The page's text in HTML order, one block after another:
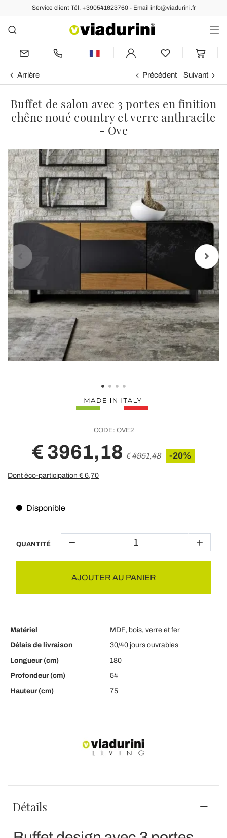
Service client Tél. +390541623760 - Email info@viadurini.fr
Arrière Précédent Suivant
Buffet de salon avec 3 portes en finition
chêne noué country et verre anthracite
- Ove
CODE: OVE2
€ 3961,18 € 4951,48 -20%
Dont èco-participation € 6,70
Disponible
QUANTITÉ
AJOUTER AU PANIER
Matériel
MDF, bois, verre et fer
Délais de livraison
30/40 jours ouvrables
Longueur (cm)
180
Profondeur (cm)
54
Hauteur (cm)
75
Détails